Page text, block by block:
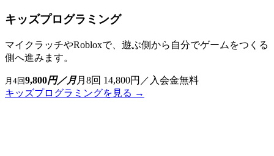
キッズプログラミング
マイクラッチやRobloxで、遊ぶ側から自分でゲームをつくる
側へ進みます。
月4回9,800円／月月8回 14,800円／入会金無料
キッズプログラミングを見る →